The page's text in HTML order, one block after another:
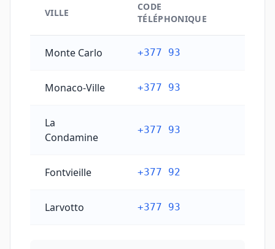
VILLE
CODE
TÉLÉPHONIQUE
Monte Carlo +377 93
Monaco-Ville +377 93
La
Condamine
+377 93
Fontvieille +377 92
Larvotto +377 93